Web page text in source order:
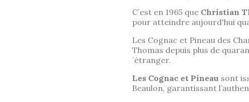
C´est en 1965 que Christian
pour atteindre aujourd'hui
Les Cognac et Pineau des
Thomas depuis plus de
´étranger.
Les Cognac et Pineau sont
Beaulon, garantissant